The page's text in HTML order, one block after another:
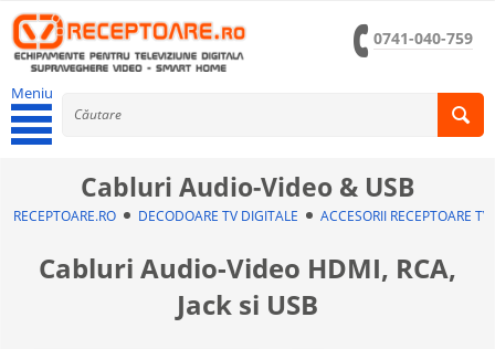
0741-040-759
Meniu
Cabluri Audio-Video & USB
RECEPTOARE.RO DECODOARE TV DIGITALE ACCESORII RECEPTOARE TV
Cabluri Audio-Video HDMI, RCA,
Jack si USB